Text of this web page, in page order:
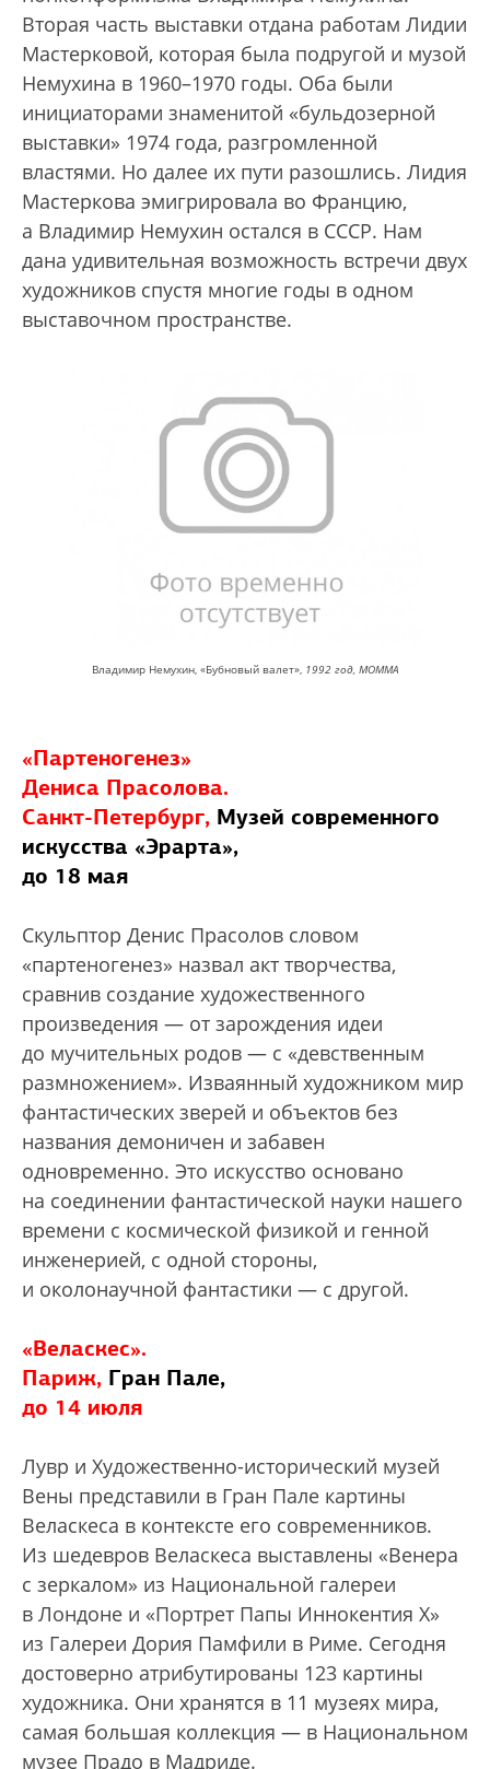
Вторая часть выставки отдана работам Лидии
Мастерковой, которая была подругой и музой
Немухина в 1960–1970 годы. Оба были
инициаторами знаменитой «бульдозерной
выставки» 1974 года, разгромленной
властями. Но далее их пути разошлись. Лидия
Мастеркова эмигрировала во Францию,
а Владимир Немухин остался в СССР. Нам
дана удивительная возможность встречи двух
художников спустя многие годы в одном
выставочном пространстве.
Владимир Немухин, «Бубновый валет», 1992 год, МОММА
«Партеногенез»
Дениса Прасолова.
Санкт-Петербург, Музей современного
искусства «Эрарта»,
до 18 мая
Cкульптор Денис Прасолов cловом
«партеногенез» назвал акт творчества,
сравнив создание художественного
произведения — от зарождения идеи
до мучительных родов — с «девственным
размножением». Изваянный художником мир
фантастических зверей и объектов без
названия демоничен и забавен
одновременно. Это искусство основано
на соединении фантастической науки нашего
времени с космической физикой и генной
инженерией, с одной стороны,
и околонаучной фантастики — с другой.
«Веласкес».
Париж, Гран Пале,
до 14 июля
Лувр и Художественно-исторический музей
Вены представили в Гран Пале картины
Веласкеса в контексте его современников.
Из шедевров Веласкеса выставлены «Венера
с зеркалом» из Национальной галереи
в Лондоне и «Портрет Папы Иннокентия Х»
из Галереи Дория Памфили в Риме. Сегодня
достоверно атрибутированы 123 картины
художника. Они хранятся в 11 музеях мира,
самая большая коллекция — в Национальном
музее Прадо в Мадриде.